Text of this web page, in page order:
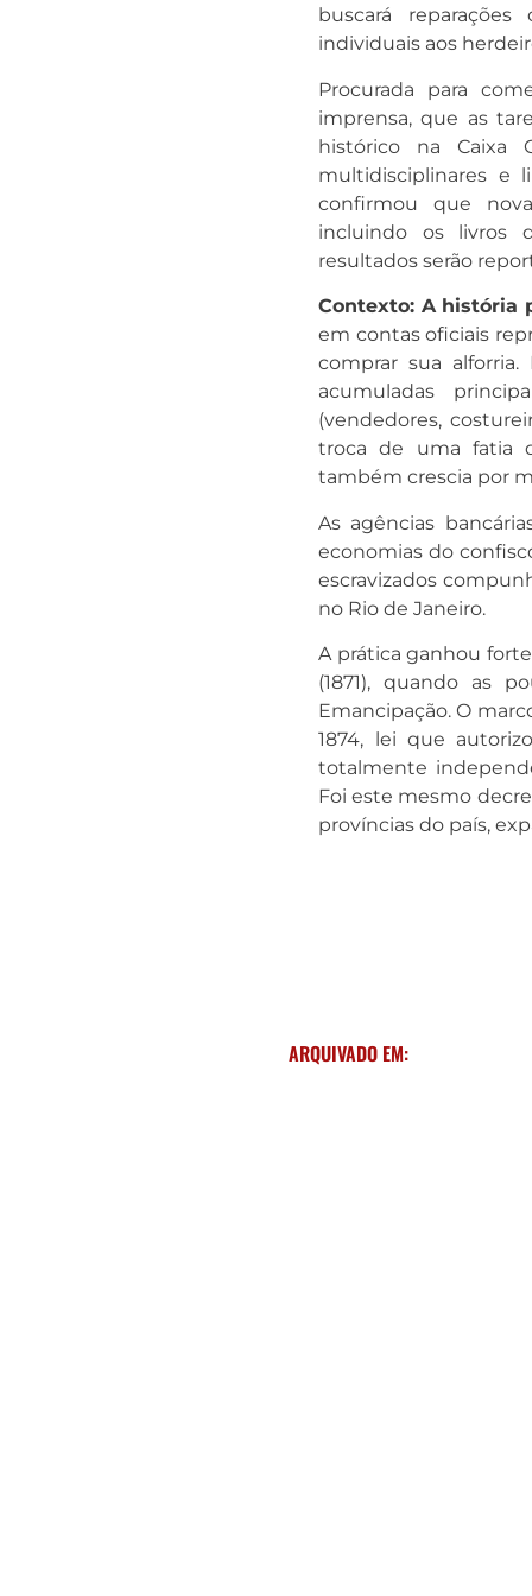
buscará
individuais aos
Procurada para
imprensa, que as
histórico na Caixa
multidisciplinares e
confirmou que
incluindo os livros
resultados serão
Contexto: A história
em contas oficiais
comprar sua alforria.
acumuladas
(vendedores,
troca de uma fatia
também crescia por
As agências
economias do
escravizados
no Rio de Janeiro.
A prática ganhou
(1871), quando as
Emancipação. O
1874, lei que
totalmente
Foi este mesmo
províncias do país,
ARQUIVADO EM: